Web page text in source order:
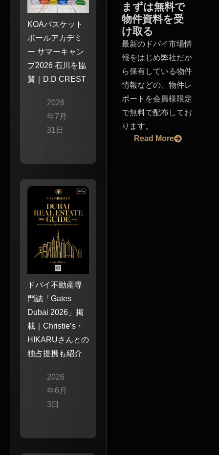
KOAバスケット
ボールアカデミ
ー サマーキャン
プ2026 石川を協
賛｜D.D CREST
2026
年7月
31日
ドバイ不動産専
門誌「Gates
Dubai 2026」掲
載｜Christie’s・
HIKARUさんとの
独占提携も紹介
2026
年6月
3日
まずは無料で
物件資料を受
け取る
最新のドバイ市場情
報をはじめ弊社だか
ら保有している物件
情報などの、物件レ
ポートを会員様限定
で無料で配布してお
ります。
Read More